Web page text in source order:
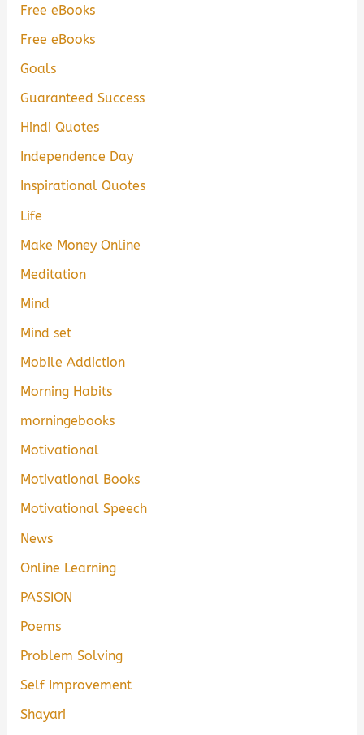
Free eBooks
Free eBooks
Goals
Guaranteed Success
Hindi Quotes
Independence Day
Inspirational Quotes
Life
Make Money Online
Meditation
Mind
Mind set
Mobile Addiction
Morning Habits
morningebooks
Motivational
Motivational Books
Motivational Speech
News
Online Learning
PASSION
Poems
Problem Solving
Self Improvement
Shayari